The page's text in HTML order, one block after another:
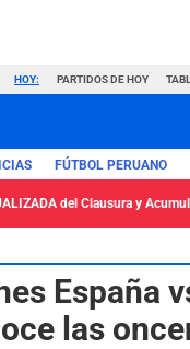
HOY: PARTIDOS DE HOY
FÚTBOL PERUANO
del Clausura y
España
las